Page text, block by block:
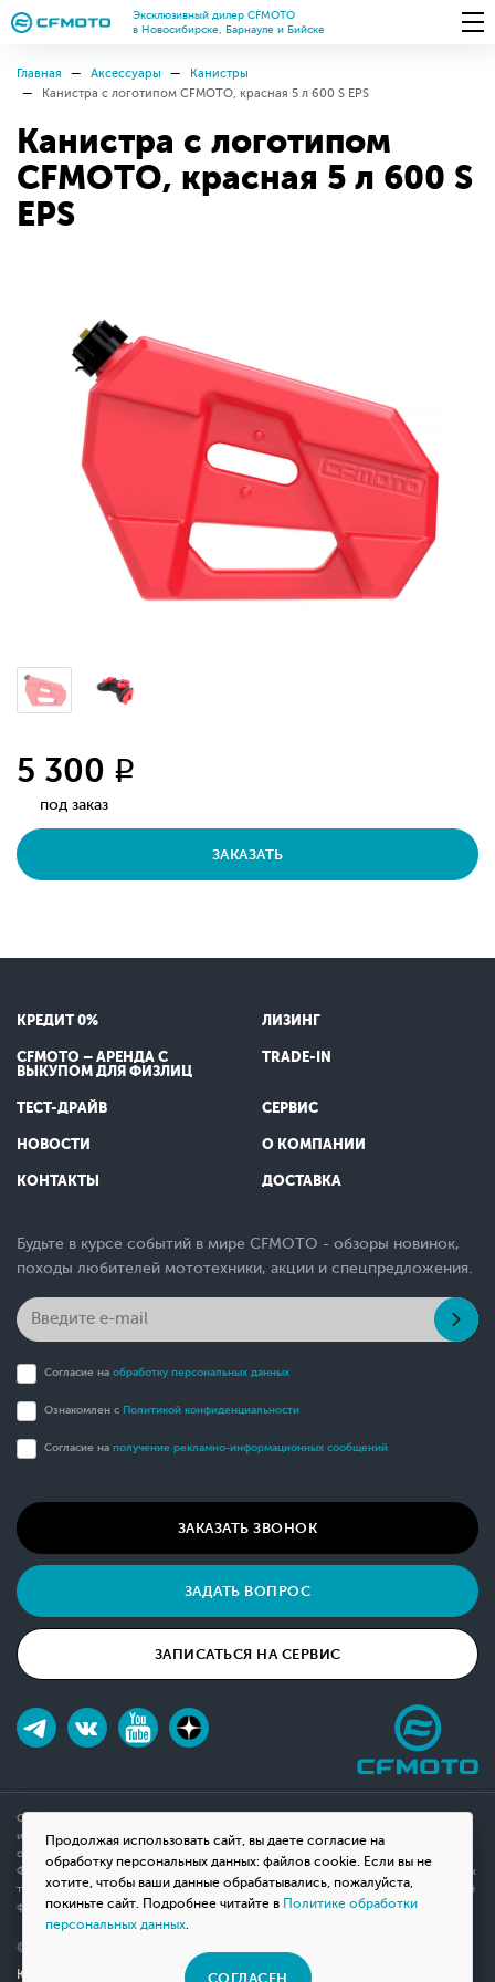
Продолжая использовать сайт, вы даете согласие на
обработку персональных данных: файлов cookie. Если вы не
хотите, чтобы ваши данные обрабатывались, пожалуйста,
покиньте сайт. Подробнее читайте в Политике обработки
персональных данных.
СОГЛАСЕН
Эксклюзивный дилер CFMOTO
в Новосибирске, Барнауле и Бийске
Главная Аксессуары
Канистры
Канистра с логотипом CFMOTO, красная 5 л 600 S EPS
Канистра с логотипом
CFMOTO, красная 5 л 600 S
EPS
5 300 q
под заказ
ЗАКАЗАТЬ
КРЕДИТ 0% ЛИЗИНГ
CFMOTO – АРЕНДА С
ВЫКУПОМ ДЛЯ ФИЗЛИЦ
TRADE-IN
ТЕСТ-ДРАЙВ СЕРВИС
НОВОСТИ О КОМПАНИИ
КОНТАКТЫ ДОСТАВКА
Будьте в курсе событий в мире CFMOTO - обзоры новинок,
походы любителей мототехники, акции и спецпредложения.
Согласие на обработку персональных данных
Ознакомлен с Политикой конфиденциальности
Согласие на получение рекламно-информационных сообщений
ЗАКАЗАТЬ ЗВОНОК
ЗАДАТЬ ВОПРОС
ЗАПИСАТЬСЯ НА СЕРВИС
Обращаем ваше внимание на то, что данный интернет-сайт носит исключительно
информационный характер и ни при каких условиях не является публичной офертой,
определяемой положениями Статьи 437(2) Гражданского кодекса Российской
Федерации. Для получения подробной информации о наличии и стоимости указанных
товаров, пожалуйста, обращайтесь к менеджерам компании с помощью специальной
формы связи на сайте или по телефону.
© 2026 Мотосалон «ВНЕ ДОРОГ»
Юридическая информация